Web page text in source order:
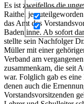
Es ist zweifellos die
Raithel je
das Amt des
Baden inne. Ab sofort
stellte sein Nachfolger
Müller mit einer
Verband am
zusammenkam, die seit
war. Folglich gab es
denen auch die
Vorstandsvorsitzenden